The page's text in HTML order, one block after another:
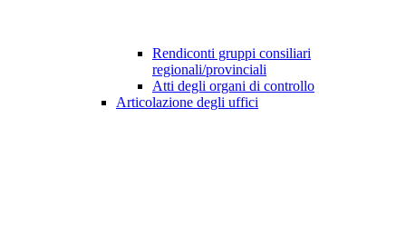
Rendiconti gruppi consiliari
regionali/provinciali
Atti degli organi di controllo
Articolazione degli uffici